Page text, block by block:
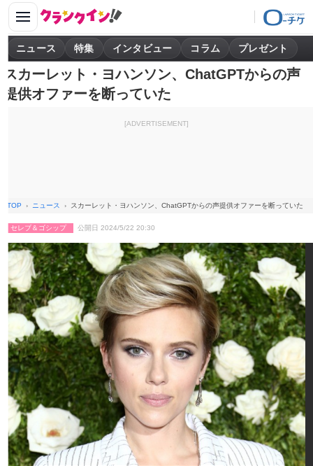
ニュース 特集 インタビュー コラム プレゼント
スカーレット・ヨハンソン、ChatGPTからの声
提供オファーを断っていた
[ADVERTISEMENT]
TOP ニュース スカーレット・ヨハンソン、ChatGPTからの声提供オファーを断っていた
セレブ＆ゴシップ 公開日 2024/5/22 20:30